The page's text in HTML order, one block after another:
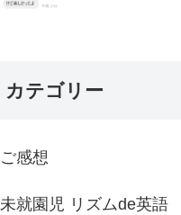
カテゴリー
ご感想
未就園児 リズムde英語